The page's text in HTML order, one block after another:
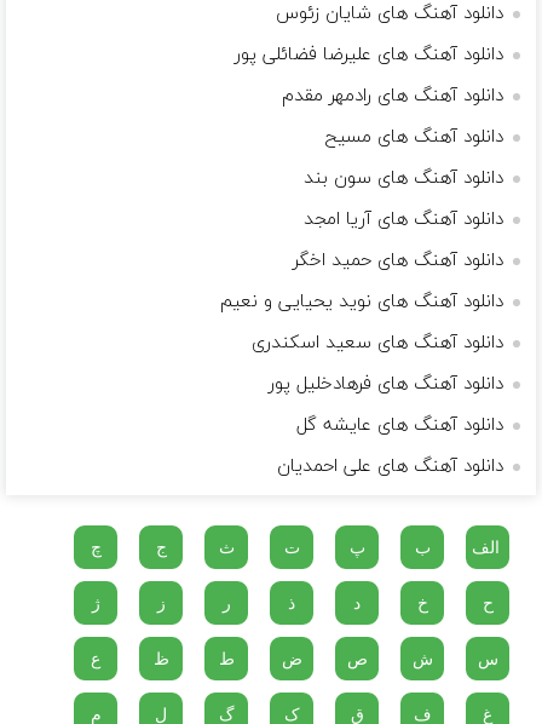
دانلود آهنگ های شایان زئوس
دانلود آهنگ های علیرضا فضائلی پور
دانلود آهنگ های رادمهر مقدم
دانلود آهنگ های مسیح
دانلود آهنگ های سون بند
دانلود آهنگ های آریا امجد
دانلود آهنگ های حمید اخگر
دانلود آهنگ های نوید یحیایی و نعیم
دانلود آهنگ های سعید اسکندری
دانلود آهنگ های فرهادخلیل پور
دانلود آهنگ های عایشه گل
دانلود آهنگ های علی احمدیان
الف ب پ ت ث ج چ
ح خ د ذ ر ز ژ
س ش ص ض ط ظ ع
غ ف ق ک گ ل م